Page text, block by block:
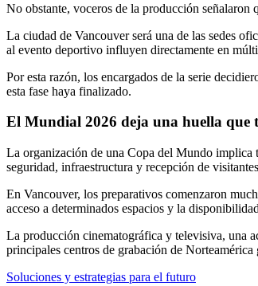
No obstante, voceros de la producción señalaron
La ciudad de Vancouver será una de las sedes
al evento deportivo influyen directamente en
Por esta razón, los encargados de la serie
esta fase haya finalizado.
El Mundial 2026 deja una huella que
La organización de una Copa del Mundo implica
seguridad, infraestructura y recepción de
En Vancouver, los preparativos comenzaron
acceso a determinados espacios y la
La producción cinematográfica y televisiva, una
principales centros de grabación de
Soluciones y estrategias para el futuro